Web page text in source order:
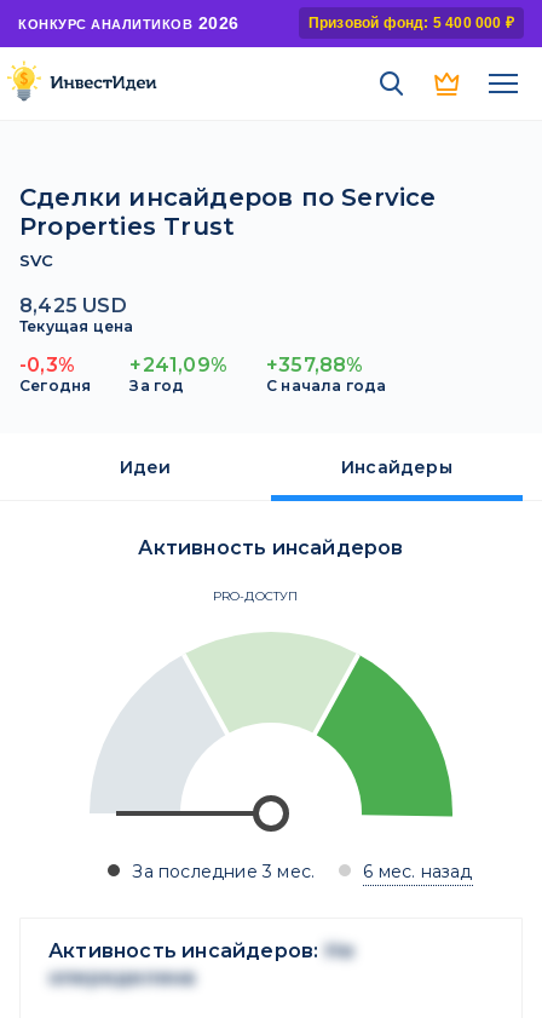
КОНКУРС АНАЛИТИКОВ 2026 Призовой фонд: 5 400 000 ₽
Сделки инсайдеров по Service
Properties Trust
SVC
8,425 USD
Текущая цена
-0,3%
Сегодня
+241,09%
За год
+357,88%
С начала года
Идеи Инсайдеры
Активность инсайдеров
PRO-ДОСТУП
За последние 3 мес. 6 мес. назад
Активность инсайдеров: Не
опеределена